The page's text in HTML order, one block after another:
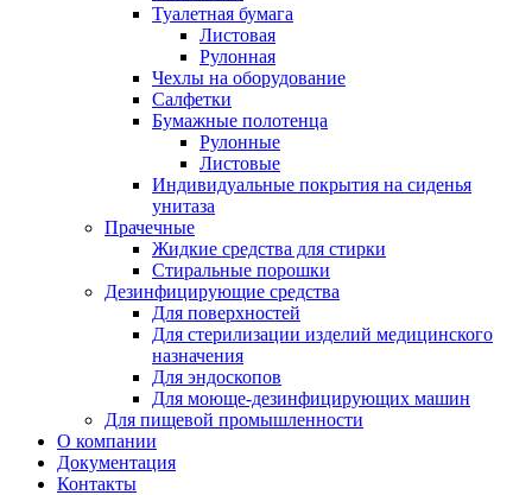
Туалетная бумага
Листовая
Рулонная
Чехлы на оборудование
Салфетки
Бумажные полотенца
Рулонные
Листовые
Индивидуальные покрытия на сиденья
унитаза
Прачечные
Жидкие средства для стирки
Стиральные порошки
Дезинфицирующие средства
Для поверхностей
Для стерилизации изделий медицинского
назначения
Для эндоскопов
Для моюще-дезинфицирующих машин
Для пищевой промышленности
О компании
Документация
Контакты